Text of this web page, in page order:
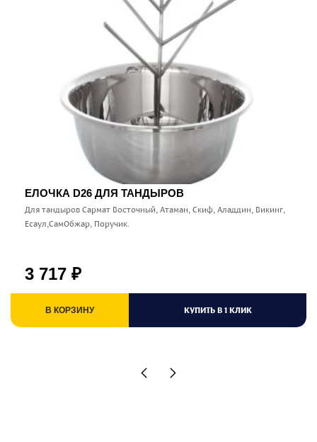
ЕЛОЧКА D26 ДЛЯ ТАНДЫРОВ
Для тандыров Сармат Восточный, Атаман, Скиф, Аладдин, Викинг,
Есаул,СамОбжар, Поручик.
3 717 ₽
В КОРЗИНУ КУПИТЬ В 1 КЛИК